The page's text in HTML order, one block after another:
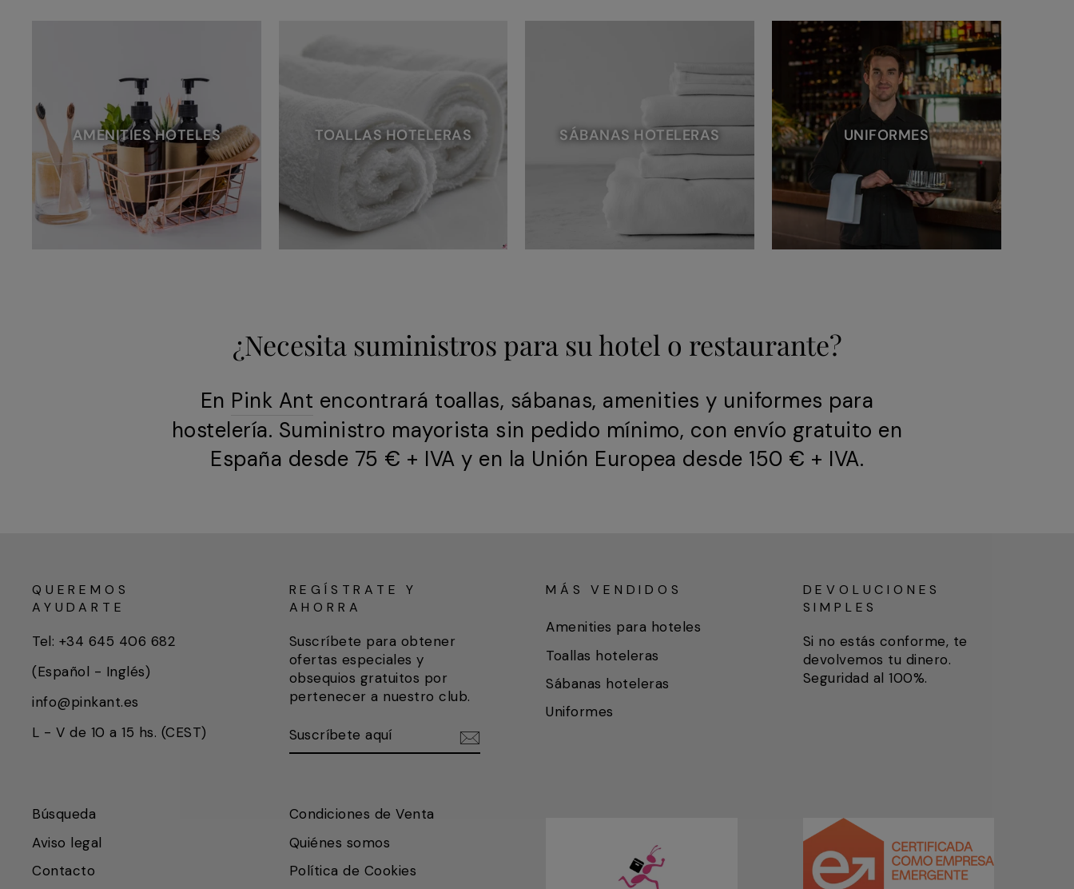
AMENITIES HOTELES TOALLAS HOTELERAS SÁBANAS HOTELERAS UNIFORMES
¿Necesita suministros para su hotel o restaurante?
En Pink Ant encontrará toallas, sábanas, amenities y uniformes para
hostelería. Suministro mayorista sin pedido mínimo, con envío gratuito en
España desde 75 € + IVA y en la Unión Europea desde 150 € + IVA.
QUEREMOS
AYUDARTE
Tel: +34 645 406 682
(Español - Inglés)
info@pinkant.es
L - V de 10 a 15 hs. (CEST)
REGÍSTRATE Y
AHORRA
Suscríbete para obtener
ofertas especiales y
obsequios gratuitos por
pertenecer a nuestro club.
AQUÍ
MÁS VENDIDOS
Amenities para hoteles
Toallas hoteleras
Sábanas hoteleras
Uniformes
DEVOLUCIONES
SIMPLES
Si no estás conforme, te
devolvemos tu dinero.
Seguridad al 100%.
Búsqueda
Aviso legal
Contacto
Condiciones de Venta
Quiénes somos
Política de Cookies